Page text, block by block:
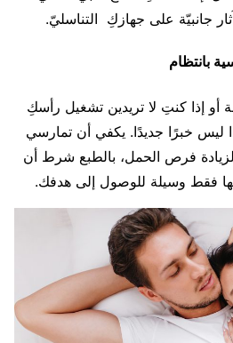
جانبيّة على جهازكِ التناسليّ.
أو إذا كنتِ لا تريدين تشغيل رأسكِ
ليس خبرًا جديدًا. يكفي أن تمارسي
لزيادة فرص الحمل، بالطبع شرط أن
فقط وسيلة للوصول إلى هدفك.